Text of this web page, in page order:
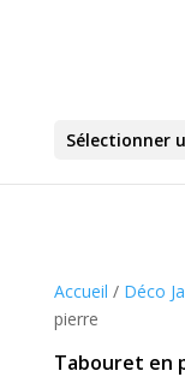
Sélectionner
Accueil / Déco
pierre
Tabouret en